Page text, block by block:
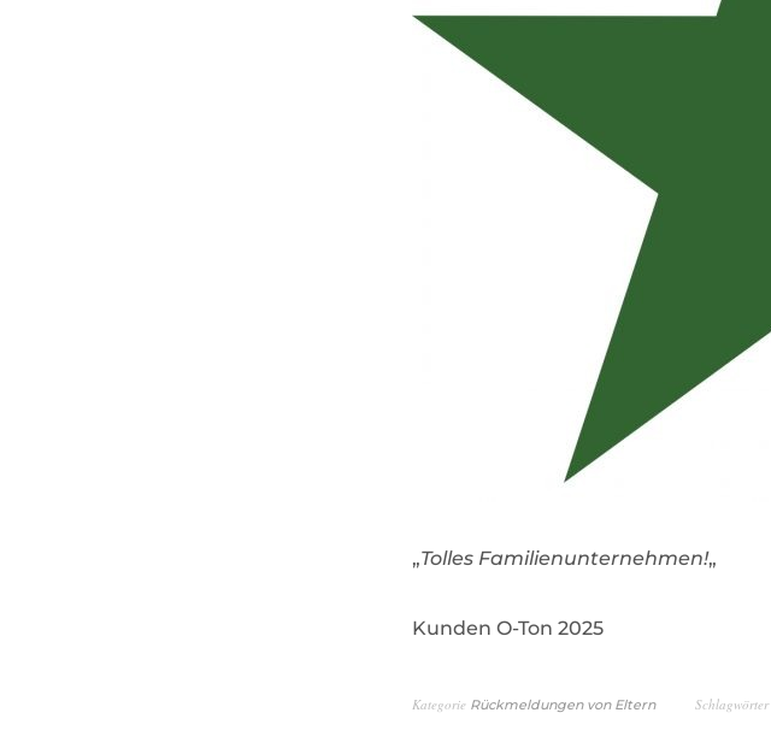
„Tolles Familienunternehmen!„
Kunden O-Ton 2025
Kategorie Rückmeldungen von Eltern Schlagwörter